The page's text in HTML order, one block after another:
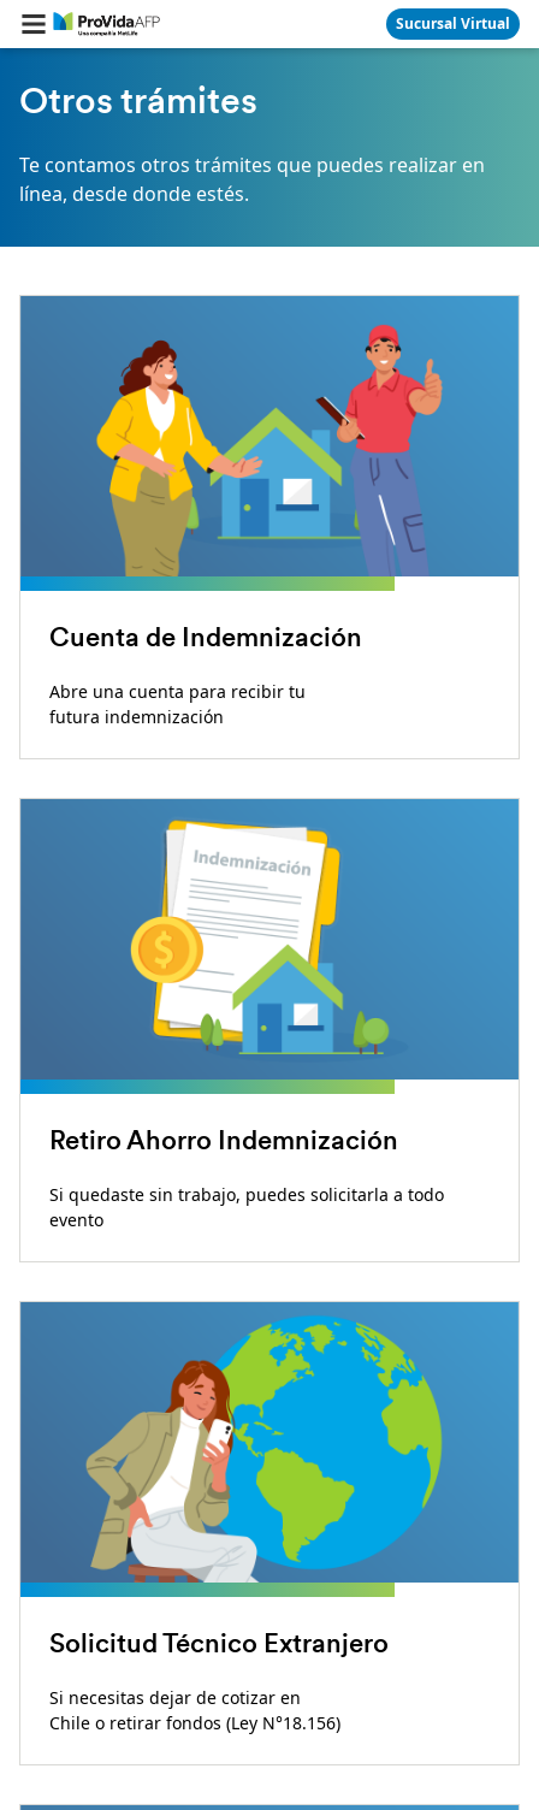
Sucursal Virtual
Otros trámites
Te contamos otros trámites que puedes realizar en
línea, desde donde estés.
Cuenta de Indemnización
Abre una cuenta para recibir tu
futura indemnización
Retiro Ahorro Indemnización
Si quedaste sin trabajo, puedes solicitarla a todo
evento
Solicitud Técnico Extranjero
Si necesitas dejar de cotizar en
Chile o retirar fondos (Ley N°18.156)